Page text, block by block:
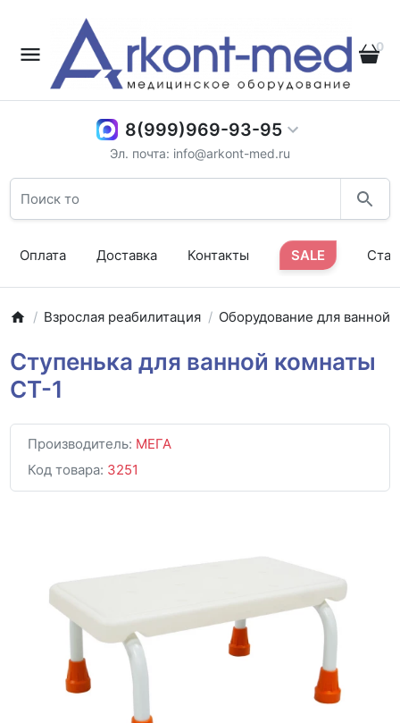
0
8(999)969-93-95
Эл. почта: info@arkont-med.ru
Оплата Доставка Контакты SALE
Взрослая реабилитация Оборудование для ванной
Ступенька для ванной комнаты
СТ-1
Производитель: МЕГА
Код товара: 3251